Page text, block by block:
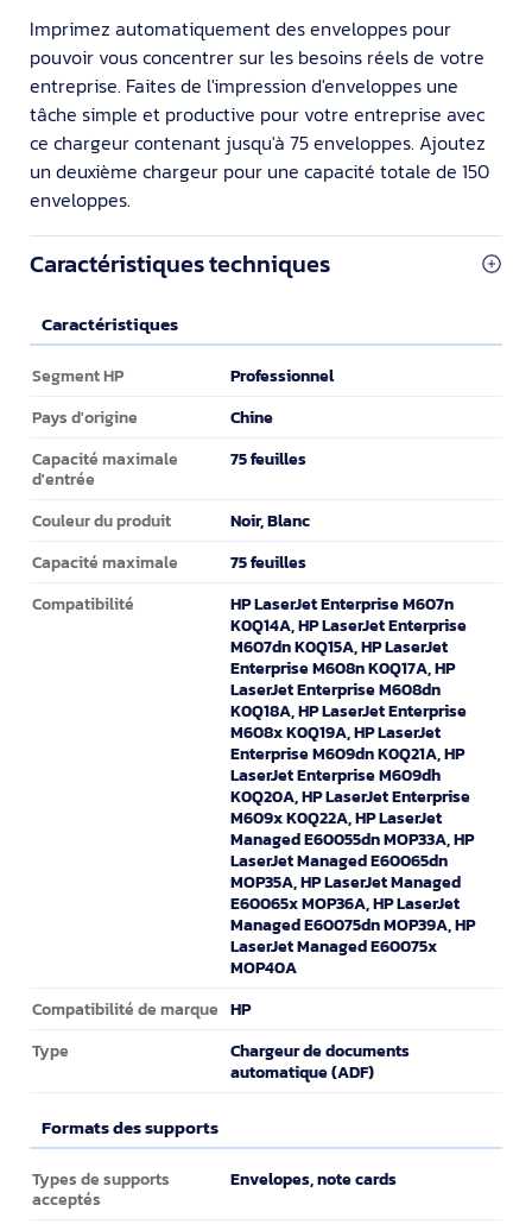
Imprimez automatiquement des enveloppes pour
pouvoir vous concentrer sur les besoins réels de votre
entreprise. Faites de l'impression d'enveloppes une
tâche simple et productive pour votre entreprise avec
ce chargeur contenant jusqu'à 75 enveloppes. Ajoutez
un deuxième chargeur pour une capacité totale de 150
enveloppes.
Caractéristiques techniques
Caractéristiques
Caractéristiques
Segment HP Professionnel
Pays d'origine Chine
Capacité maximale
d'entrée
75 feuilles
Couleur du produit Noir, Blanc
Capacité maximale 75 feuilles
Compatibilité
HP LaserJet Enterprise M607n
K0Q14A, HP LaserJet Enterprise
M607dn K0Q15A, HP LaserJet
Enterprise M608n K0Q17A, HP
LaserJet Enterprise M608dn
K0Q18A, HP LaserJet Enterprise
M608x K0Q19A, HP LaserJet
Enterprise M609dn K0Q21A, HP
LaserJet Enterprise M609dh
K0Q20A, HP LaserJet Enterprise
M609x K0Q22A, HP LaserJet
Managed E60055dn MOP33A, HP
LaserJet Managed E60065dn
MOP35A, HP LaserJet Managed
E60065x MOP36A, HP LaserJet
Managed E60075dn MOP39A, HP
LaserJet Managed E60075x
MOP40A
Compatibilité de marque HP
Type
Chargeur de documents
automatique (ADF)
Formats des supports
Formats des supports
Types de supports
acceptés
Envelopes, note cards